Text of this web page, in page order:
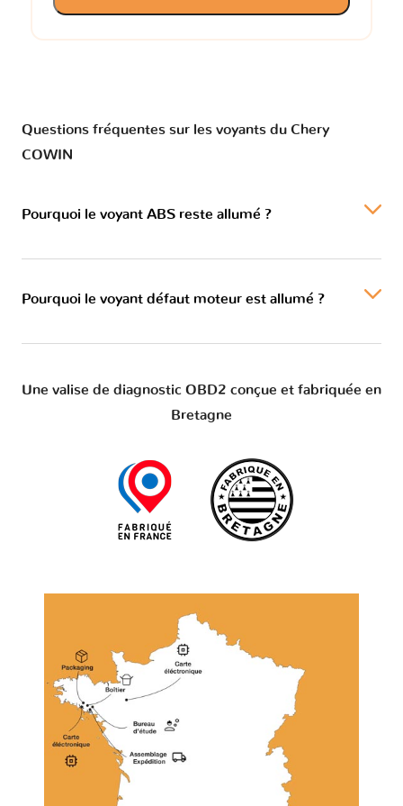
Questions fréquentes sur les voyants du Chery
COWIN
Pourquoi le voyant ABS reste allumé ?
Pourquoi le voyant défaut moteur est allumé ?
Une valise de diagnostic OBD2 conçue et fabriquée en
Bretagne